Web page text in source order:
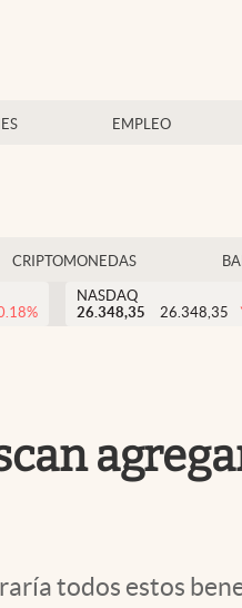
EMPLEO
CRIPTOMONEDAS
%
NASDAQ
26.348,35
26.348,35
todos estos